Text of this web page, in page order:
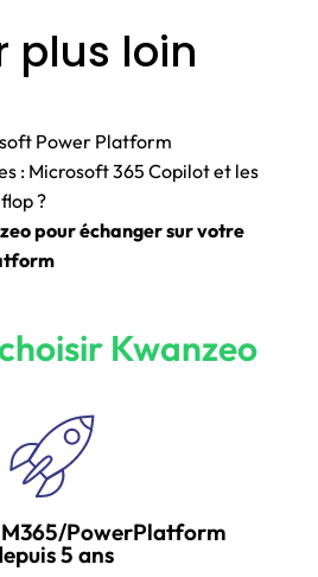
plus loin
Power Platform
: Microsoft 365 Copilot et les
?
pour échanger sur votre
Kwanzeo
M365/PowerPlatform
5 ans